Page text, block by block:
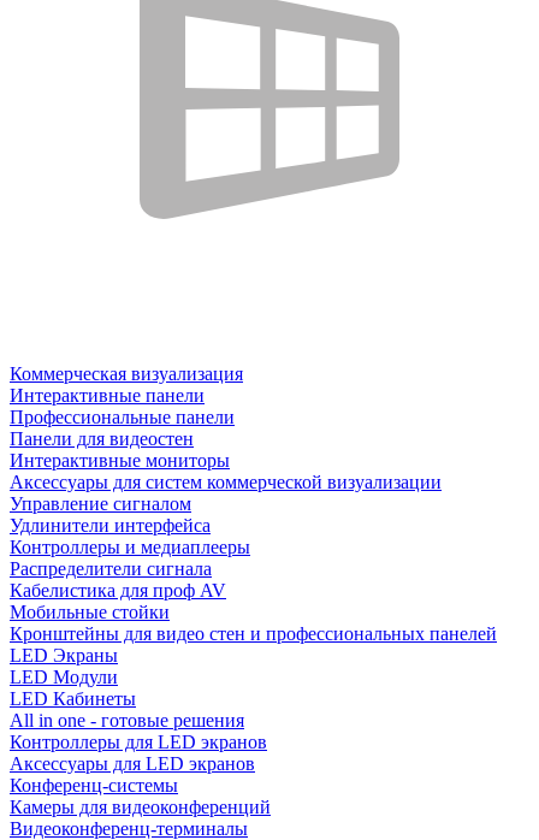
Коммерческая визуализация
Интерактивные панели
Профессиональные панели
Панели для видеостен
Интерактивные мониторы
Аксессуары для систем коммерческой визуализации
Управление сигналом
Удлинители интерфейса
Контроллеры и медиаплееры
Распределители сигнала
Кабелистика для проф AV
Мобильные стойки
Кронштейны для видео стен и профессиональных панелей
LED Экраны
LED Модули
LED Кабинеты
All in one - готовые решения
Контроллеры для LED экранов
Аксессуары для LED экранов
Конференц-системы
Камеры для видеоконференций
Видеоконференц-терминалы